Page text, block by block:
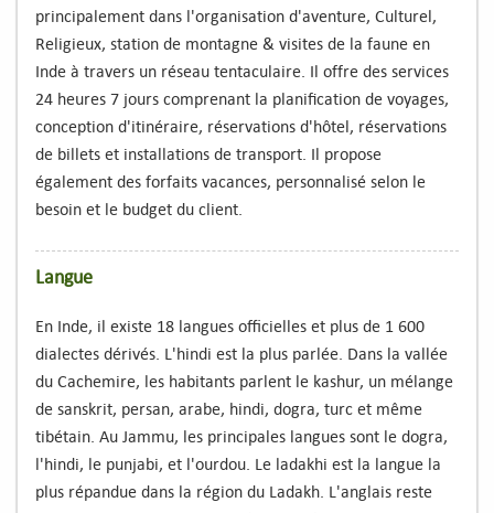
Témoignages
Contact
principalement dans l'organisation d'aventure, Culturel,
Religieux, station de montagne & visites de la faune en
Inde à travers un réseau tentaculaire. Il offre des services
24 heures 7 jours comprenant la planification de voyages,
conception d'itinéraire, réservations d'hôtel, réservations
de billets et installations de transport. Il propose
également des forfaits vacances, personnalisé selon le
besoin et le budget du client.
Langue
En Inde, il existe 18 langues officielles et plus de 1 600
dialectes dérivés. L'hindi est la plus parlée. Dans la vallée
du Cachemire, les habitants parlent le kashur, un mélange
de sanskrit, persan, arabe, hindi, dogra, turc et même
tibétain. Au Jammu, les principales langues sont le dogra,
l'hindi, le punjabi, et l'ourdou. Le ladakhi est la langue la
plus répandue dans la région du Ladakh. L'anglais reste